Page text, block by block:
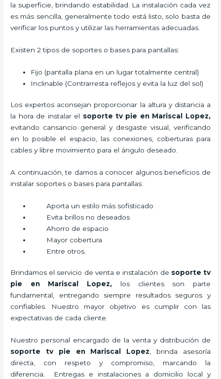
la superficie, brindando estabilidad. La instalación cada vez
es más sencilla, generalmente todo está listo, solo basta de
verificar los puntos y utilizar las herramientas adecuadas.
Existen 2 tipos de soportes o bases para pantallas:
Fijo (pantalla plana en un lugar totalmente central)
Inclinable (Contrarresta reflejos y evita la luz del sol)
Los expertos aconsejan proporcionar la altura y distancia a
la hora de instalar el soporte tv pie en Mariscal Lopez,
evitando cansancio general y desgaste visual, verificando
en lo posible el espacio, las conexiones, coberturas para
cables y libre movimiento para el ángulo deseado.
A continuación, te damos a conocer algunos beneficios de
instalar soportes o bases para pantallas:
Aporta un estilo más sofisticado
Evita brillos no deseados
Ahorro de espacio
Mayor cobertura
Entre otros.
Brindamos el servicio de venta e instalación de soporte tv
pie en Mariscal Lopez, los clientes son parte
fundamental, entregando siempre resultados seguros y
confiables. Nuestro mayor objetivo es cumplir con las
expectativas de cada cliente.
Nuestro personal encargado de la venta y distribución de
soporte tv pie en Mariscal Lopez, brinda asesoría
directa, con respeto y compromiso, marcando la
diferencia. Entregas e instalaciones a domicilio local y